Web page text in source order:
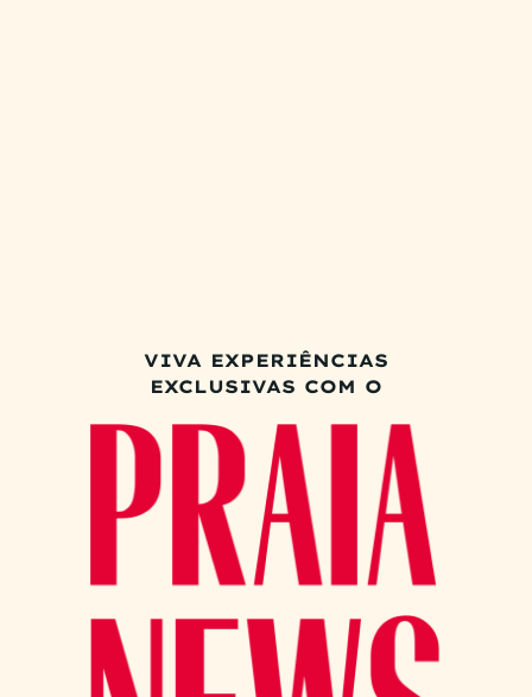
VIVA EXPERIÊNCIAS
EXCLUSIVAS COM O